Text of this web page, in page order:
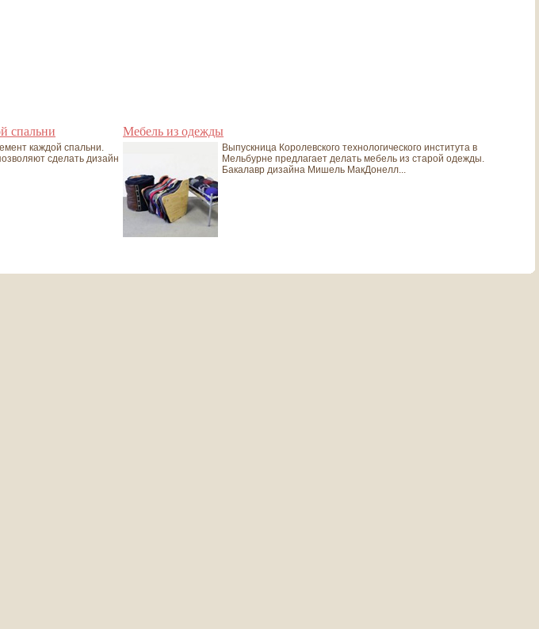
спальни
каждой спальни.
сделать дизайн
Мебель из одежды
Выпускница Королевского технологического института в
Мельбурне предлагает делать мебель из старой одежды.
Бакалавр дизайна Мишель МакДонелл...